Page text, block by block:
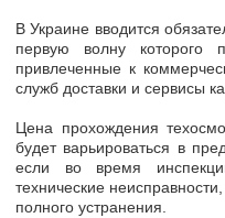
В Украине вводится
первую волну которого
привлеченные к
служб доставки и сервисы
Цена прохождения
будет варьироваться в
если во время
технические
полного устранения.